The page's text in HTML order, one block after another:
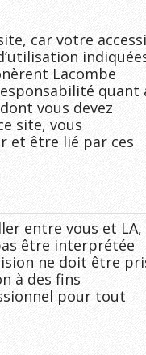
car votre
Lacombe
quant
vous devez
site, vous
et être lié par ces
entre vous et LA,
être interprétée
ne doit être
à des fins
pour tout